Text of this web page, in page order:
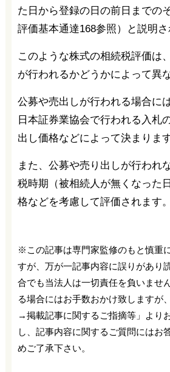
た日から登録の日の前日までの
評価基本通達168参照）と説明さ
このような株式の相続税評価は
が行われるかどうかによって異
公募や売出しが行われる場合に
日本証券業協会で行われる入札
出し価格などによって決まります
また、公募や売り出しが行われ
税時期（被相続人が無くなった
格などを考慮して評価されます。
※この記事は専門家監修のもと慎重
すが、万が一記事内容に誤りがあり
合でも当法人は一切責任を負いませ
る場合にはお手数おかけ致しますが
→掲載記事に関するご指摘等」より
し、記事内容に関するご質問にはお
めご了承下さい。